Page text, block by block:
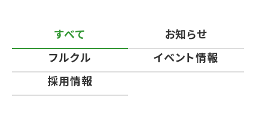
すべて
お知らせ
フルクル
イベント情報
採用情報